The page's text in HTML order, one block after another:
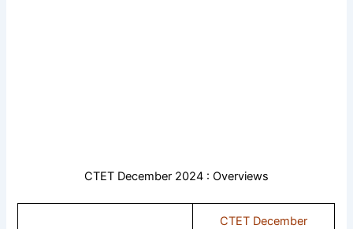
CTET December 2024 : Overviews
CTET December